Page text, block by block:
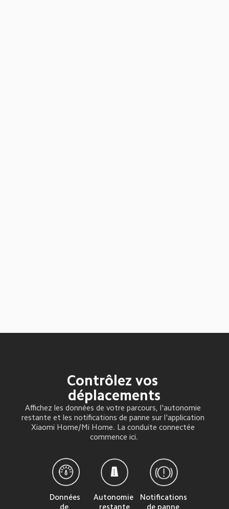
Contrôlez vos
déplacements
Affichez les données de votre parcours, l'autonomie
restante et les notifications de panne sur l'application
Xiaomi Home/Mi Home. La conduite connectée
commence ici.
Données
de
Autonomie
restante
Notifications
de panne